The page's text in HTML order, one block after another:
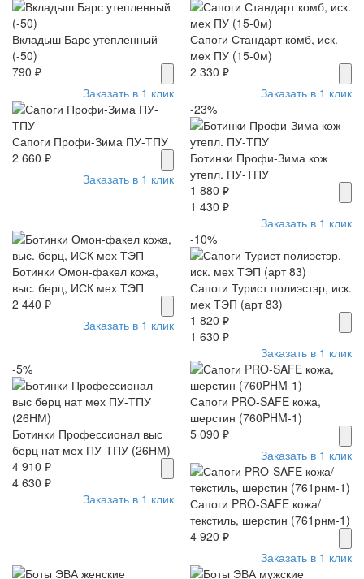
Вкладыш Барс утепленный
(-50)
790 ₽
Заказать в 1 клик
Сапоги Стандарт комб, иск.
мех ПУ (15-0м)
2 330 ₽
Заказать в 1 клик
Сапоги Профи-Зима ПУ-ТПУ
2 660 ₽
Заказать в 1 клик
-23%
Ботинки Профи-Зима кож
утепл. ПУ-ТПУ
1 880 ₽
1 430 ₽
Заказать в 1 клик
Ботинки Омон-факел кожа,
выс. берц, ИСК мех ТЭП
2 440 ₽
Заказать в 1 клик
-10%
Сапоги Турист полиэстэр, иск.
мех ТЭП (арт 83)
1 820 ₽
1 630 ₽
Заказать в 1 клик
-5%
Ботинки Профессионал выс
берц нат мех ПУ-ТПУ (26НМ)
4 910 ₽
4 630 ₽
Заказать в 1 клик
Сапоги PRO-SAFE кожа,
шерстин (760PHM-1)
5 090 ₽
Заказать в 1 клик
Сапоги PRO-SAFE кожа/
текстиль, шерстин (761рнм-1)
4 920 ₽
Заказать в 1 клик